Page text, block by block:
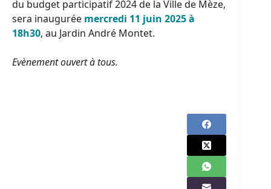
du budget participatif 2024 de la Ville de Mèze,
sera inaugurée mercredi 11 juin 2025 à
18h30, au Jardin André Montet.
Evènement ouvert à tous.